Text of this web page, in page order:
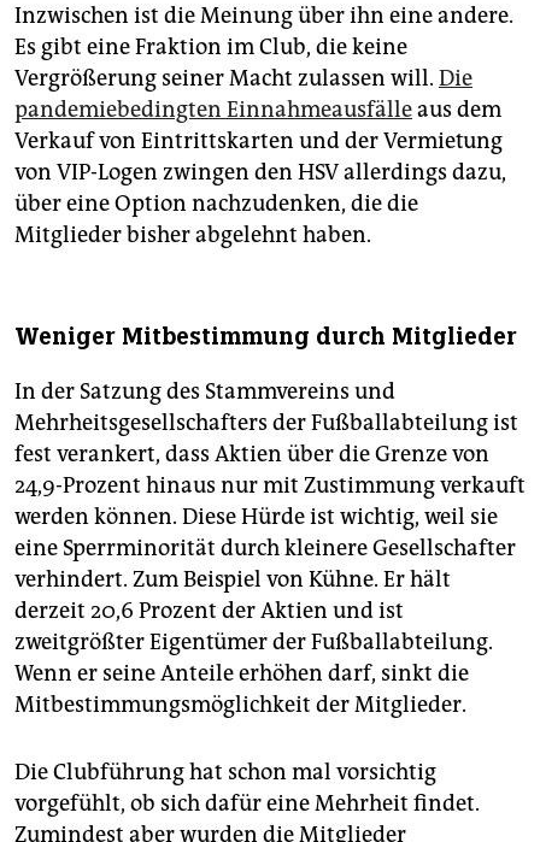
Inzwischen ist die Meinung über ihn eine andere.
Es gibt eine Fraktion im Club, die keine
Vergrößerung seiner Macht zulassen will. Die
pandemiebedingten Einnahmeausfälleaus dem
Verkauf von Eintrittskarten und der Vermietung
von VIP-Logen zwingen den HSV allerdings dazu,
über eine Option nachzudenken, die die
Mitglieder bisher abgelehnt haben.
Weniger Mitbestimmung durch Mitglieder
In der Satzung des Stammvereins und
Mehrheitsgesellschafters der Fußballabteilung ist
fest verankert, dass Aktien über die Grenze von
24,9-Prozent hinaus nur mit Zustimmung verkauft
werden können. Diese Hürde ist wichtig, weil sie
eine Sperrminorität durch kleinere Gesellschafter
verhindert. Zum Beispiel von Kühne. Er hält
derzeit 20,6 Prozent der Aktien und ist
zweitgrößter Eigentümer der Fußballabteilung.
Wenn er seine Anteile erhöhen darf, sinkt die
Mitbestimmungsmöglichkeit der Mitglieder.
Die Clubführung hat schon mal vorsichtig
vorgefühlt, ob sich dafür eine Mehrheit findet.
Zumindest aber wurden die Mitglieder